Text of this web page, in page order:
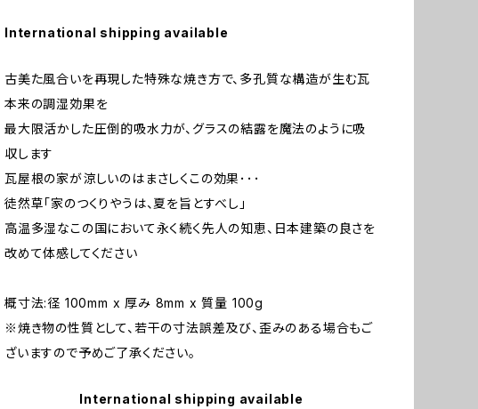
International shipping available
古美た風合いを再現した特殊な焼き方で、多孔質な構造が生む瓦
本来の調湿効果を
最大限活かした圧倒的吸水力が、グラスの結露を魔法のように吸
収します
瓦屋根の家が涼しいのはまさしくこの効果･･･
徒然草「家のつくりやうは、夏を旨とすべし」
高温多湿なこの国において永く続く先人の知恵、日本建築の良さを
改めて体感してください
概寸法:径 100mm x 厚み 8mm x 質量 100g
※焼き物の性質として、若干の寸法誤差及び、歪みのある場合もご
ざいますので予めご了承ください。
International shipping available